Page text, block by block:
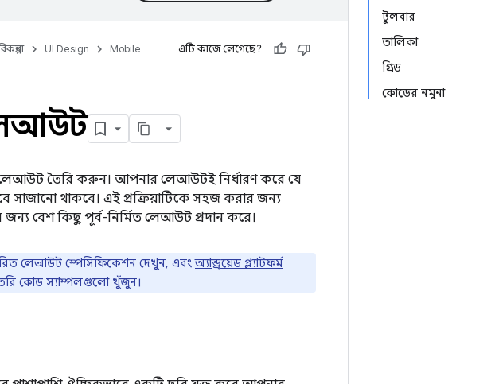
টুলবার
তালিকা
গ্রিড
কোডের নমুনা
UI Design
Mobile
এটি কাজে লেগেছে?
তৈরি করুন। আপনার লেআউটই নির্ধারণ করে যে
সাজানো থাকবে। এই প্রক্রিয়াটিকে সহজ করার জন্য
জন্য বেশ কিছু পূর্ব-নির্মিত লেআউট প্রদান করে।
লেআউট স্পেসিফিকেশন দেখুন, এবংঅ্যান্ড্রয়েড প্ল্যাটফর্ম
তৈরি কোড স্যাম্পলগুলো খুঁজুন।